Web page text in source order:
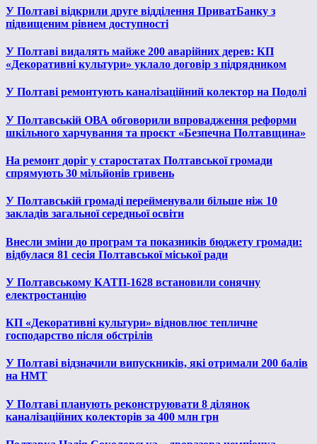
У Полтаві відкрили друге відділення ПриватБанку з
підвищеним рівнем доступності
У Полтаві видалять майже 200 аварійних дерев: КП
«Декоративні культури» уклало договір з підрядником
У Полтаві ремонтують каналізаційний колектор на Подолі
У Полтавській ОВА обговорили впровадження реформи
шкільного харчування та проєкт «Безпечна Полтавщина»
На ремонт доріг у старостатах Полтавської громади
спрямують 30 мільйонів гривень
У Полтавській громаді перейменували більше ніж 10
закладів загальної середньої освіти
Внесли зміни до програм та показників бюджету громади:
відбулася 81 сесія Полтавської міської ради
У Полтавському КАТП-1628 встановили сонячну
електростанцію
КП «Декоративні культури» відновлює тепличне
господарство після обстрілів
У Полтаві відзначили випускників, які отримали 200 балів
на НМТ
У Полтаві планують реконструювати 8 ділянок
каналізаційних колекторів за 400 млн грн